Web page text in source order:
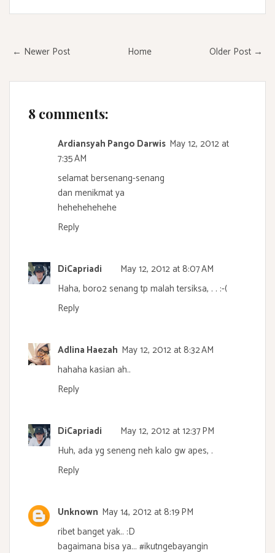
← Newer Post Older Post →
Home
8 comments:
Ardiansyah Pango Darwis May 12, 2012 at
7:35 AM
selamat bersenang-senang
dan menikmat ya
hehehehehehe
Reply
DiCapriadi
May 12, 2012 at 8:07 AM
Haha, boro2 senang tp malah tersiksa, . . :-(
Reply
Adlina Haezah May 12, 2012 at 8:32 AM
hahaha kasian ah..
Reply
DiCapriadi
May 12, 2012 at 12:37 PM
Huh, ada yg seneng neh kalo gw apes, .
Reply
Unknown May 14, 2012 at 8:19 PM
ribet banget yak.. :D
bagaimana bisa ya... #ikutngebayangin